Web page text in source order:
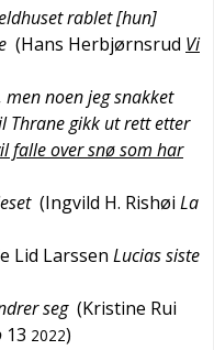
rablet [hun]
(Hans Herbjørnsrud Vi
noen jeg snakket
Thrane gikk ut rett etter
falle over snø som har
(Ingvild H. Rishøi La
Lid Larssen Lucias siste
seg (Kristine Rui
13 2022)